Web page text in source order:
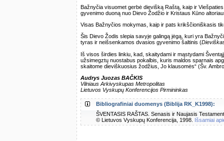
Bažnyčia visuomet gerbė dievišką Raštą, kaip ir
gyvenimo duoną nuo Dievo Žodžio ir Kristaus Kūno
Visas Bažnyčios mokymas, kaip ir pats krikščioniškasis
Šis Dievo Žodis slepia savyje galingą jėgą, kuri yra
tyras ir neišsenkamos dvasios gyvenimo šaltinis (
Iš visos širdies linkiu, kad, skaitydami ir mąstydami
užsimegztų nuostabus pokalbis, kuris maldos sparnais
skaitome dieviškuosius žodžius, Jo klausomės“ (Šv.
Audrys Juozas BAČKIS
Vilniaus Arkivyskupas Metropolitas
Lietuvos Vyskupų Konferencijos Pirmininkas
Bibliografiniai duomenys (Biblija RK_K1998):
ŠVENTASIS RAŠTAS. Senasis ir Naujasis
© Lietuvos Vyskupų Konferencija, 1998.
Išsamiai